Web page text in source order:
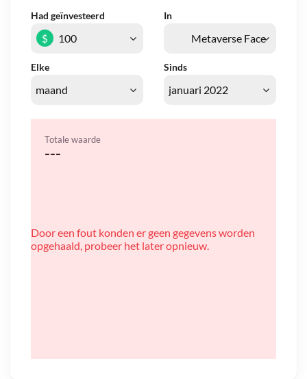
Had geïnvesteerd In
Elke Sinds
$
Totale waarde
---
Door een fout konden er geen gegevens worden
opgehaald, probeer het later opnieuw.